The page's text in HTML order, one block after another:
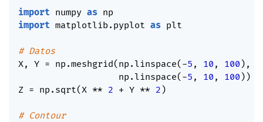
import numpy as
import matplotlib. pyplot as plt
# Datos
X, Y = np .meshgrid( np . linspace( -5 , 10 , 100 ) ,
                   np
. linspace( -5 , 10 , 100 ) )
Z = np . sqrt(X ** 2 + Y ** 2 )
# Contour